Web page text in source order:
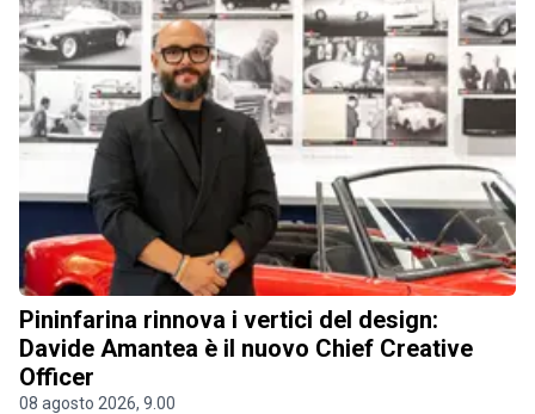
Pininfarina rinnova i vertici del design:
Davide Amantea è il nuovo Chief Creative
Officer
08 agosto 2026, 9.00